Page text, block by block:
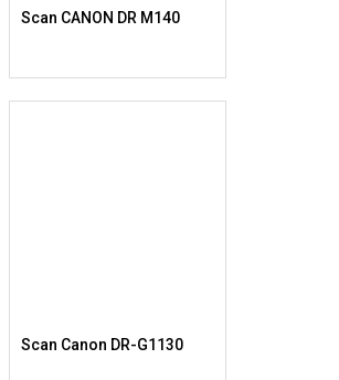
Scan CANON DR M140
Scan Canon DR-G1130